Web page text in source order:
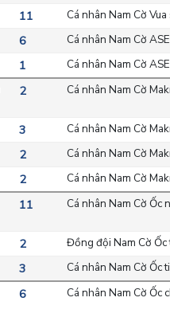
11 Cá nhân Nam Cờ
6 Cá nhân Nam Cờ
1 Cá nhân Nam Cờ
2 Cá nhân Nam Cờ
3 Cá nhân Nam Cờ
2 Cá nhân Nam Cờ
2 Cá nhân Nam Cờ
11 Cá nhân Nam Cờ Ốc
2 Đồng đội Nam Cờ Ốc
3 Cá nhân Nam Cờ Ốc
6 Cá nhân Nam Cờ Ốc